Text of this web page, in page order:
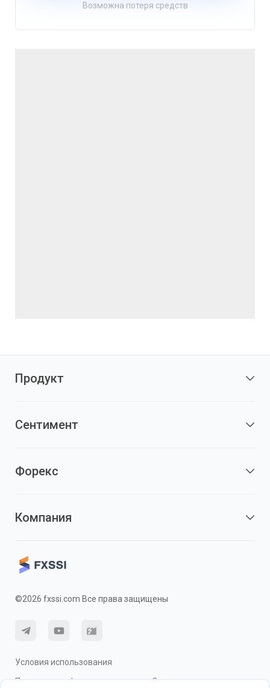
Возможна потеря средств
Продукт
Сентимент
Форекс
Компания
©2026 fxssi.com Все права защищены
Условия использования
Политика конфиденциальности
О рисках